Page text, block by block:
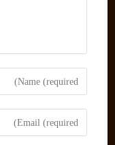
Enter
your
name
Enter
your